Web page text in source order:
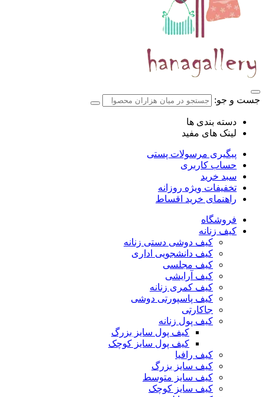
جست و جو:
دسته بندی ها
لینک های مفید
پیگیری مرسولات پستی
حساب کاربری
سبد خرید
تخفیفات ویژه روزانه
راهنمای خرید اقساط
فروشگاه
کیف زنانه
کیف دوشی دستی زنانه
کیف دانشجویی اداری
کیف مجلسی
کیف آرایشی
کیف کمری زنانه
کیف پاسپورتی دوشی
جاکارتی
کیف پول زنانه
کیف پول سایز بزرگ
کیف پول سایز کوچک
کیف رافیا
کیف سایز بزرگ
کیف سایز متوسط
کیف سایز کوچک